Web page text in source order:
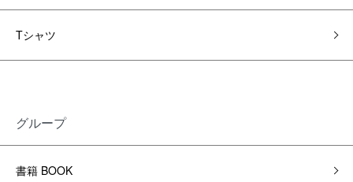
Tシャツ
グループ
書籍 BOOK